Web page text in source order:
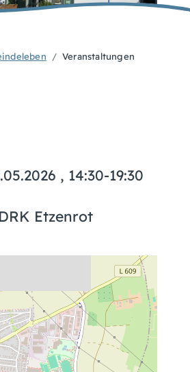
Veranstaltungen
, 14:30-19:30
Etzenrot